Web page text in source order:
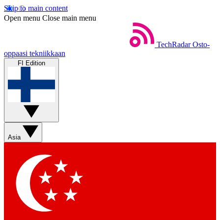
Skip to main content
Open menu Close main menu
TechRadar Osto-
oppaasi tekniikkaan
FI Edition
Asia